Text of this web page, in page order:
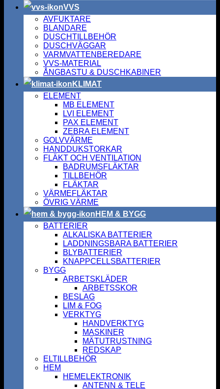
VVS
AVFUKTARE
BLANDARE
DUSCHTILLBEHÖR
DUSCHVÄGGAR
VARMVATTENBEREDARE
VVS-MATERIAL
ÅNGBASTU & DUSCHKABINER
KLIMAT
ELEMENT
MB ELEMENT
LVI ELEMENT
PAX ELEMENT
ZEBRA ELEMENT
GOLVVÄRME
HANDDUKSTORKAR
FLÄKT OCH VENTILATION
BADRUMSFLÄKTAR
TILLBEHÖR
FLÄKTAR
VÄRMEFLÄKTAR
ÖVRIG VÄRME
HEM & BYGG
BATTERIER
ALKALISKA BATTERIER
LADDNINGSBARA BATTERIER
BLYBATTERIER
KNAPPCELLSBATTERIER
BYGG
ARBETSKLÄDER
ARBETSSKOR
BESLAG
LIM & FOG
VERKTYG
HANDVERKTYG
MASKINER
MÄTUTRUSTNING
REDSKAP
ELTILLBEHÖR
HEM
HEMELEKTRONIK
ANTENN & TELE